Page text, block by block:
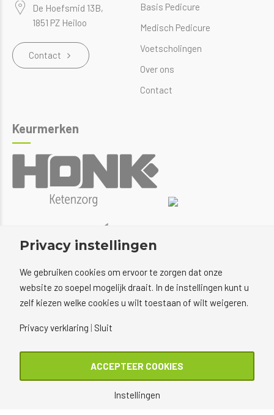
De Hoefsmid 13B,
1851 PZ Heiloo
Contact
Basis Pedicure
Medisch Pedicure
Voetscholingen
Over ons
Contact
Keurmerken
Privacy instellingen
We gebruiken cookies om ervoor te zorgen dat onze
website zo soepel mogelijk draait. In de instellingen kunt u
zelf kiezen welke cookies u wilt toestaan of wilt weigeren.
Privacy verklaring Sluit
ACCEPTEER COOKIES
Instellingen